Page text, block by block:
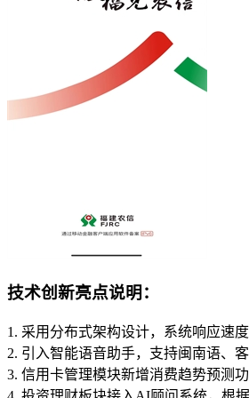
技术创新亮点说明：
1. 采用分布式架构设计，系统响应速
2. 引入智能语音助手，支持闽南语、
3. 信用卡管理模块新增消费趋势预测